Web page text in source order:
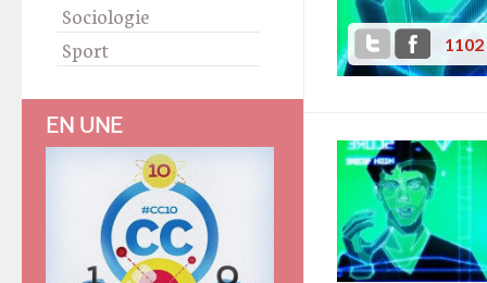
1102
Sociologie
Sport
EN UNE